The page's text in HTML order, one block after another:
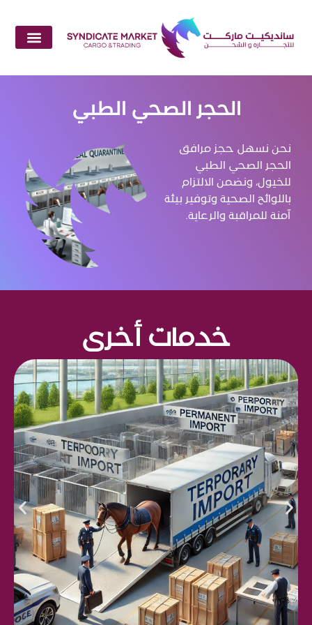
الحجر الصحي الطبي
نحن نسهل حجز مرافق
الحجر الصحي الطبي
للخيول، ونضمن الالتزام
باللوائح الصحية وتوفير بيئة
آمنة للمراقبة والرعاية.
خدمات أخرى